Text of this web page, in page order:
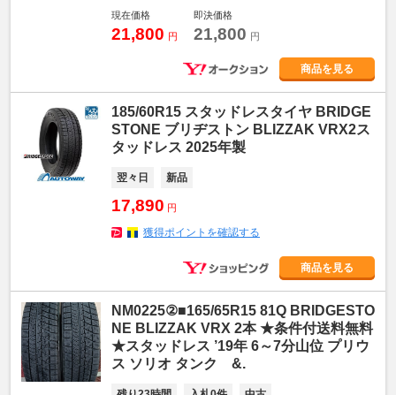
現在価格
21,800 円
即決価格
21,800 円
商品を見る
185/60R15 スタッドレスタイヤ BRIDGE
STONE ブリヂストン BLIZZAK VRX2ス
タッドレス 2025年製
翌々日 新品
17,890 円
獲得ポイントを確認する
商品を見る
NM0225②■165/65R15 81Q BRIDGESTO
NE BLIZZAK VRX 2本 ★条件付送料無料
★スタッドレス ’19年 6～7分山位 プリウ
ス ソリオ タンク &.